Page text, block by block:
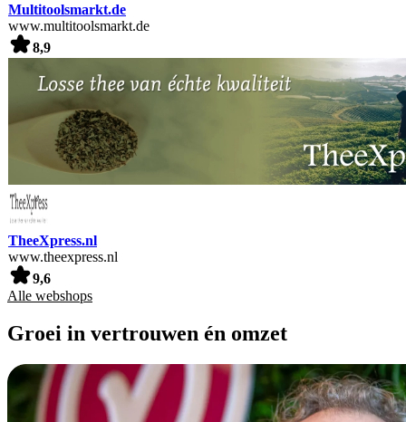
Multitoolsmarkt.de
www.multitoolsmarkt.de
8,9
TheeXpress.nl
www.theexpress.nl
9,6
Alle webshops
Groei in vertrouwen én omzet